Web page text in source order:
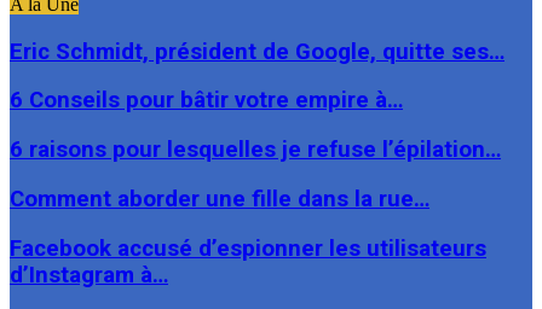
A la Une
Eric Schmidt, président de Google, quitte ses…
6 Conseils pour bâtir votre empire à…
6 raisons pour lesquelles je refuse l’épilation…
Comment aborder une fille dans la rue…
Facebook accusé d’espionner les utilisateurs
d’Instagram à…